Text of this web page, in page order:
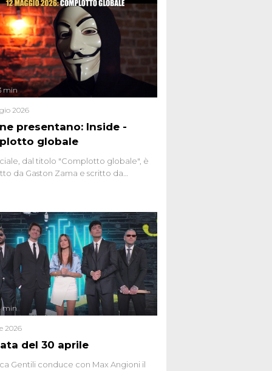
presentano: Inside -
globale
min
2026
dal titolo "Complotto globale", è
da Gaston Zama e scritto da
racconta l'universo delle narrazioni
dei sospetti globali e del
che negli ultimi anni hanno
network, talk show, piazze digitali
collettivo.
del 30 aprile
min
2026
Gentili conduce con Max Angioni il